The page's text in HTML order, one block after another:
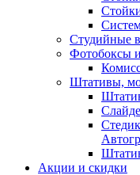
Студийные
Фотобоксы
Штативы,
Акции и скидки